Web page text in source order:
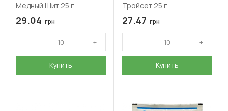
Медный Щит 25 г
29.04 грн
Купить
Тройсет 25 г
27.47 грн
Купить